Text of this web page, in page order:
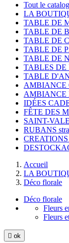
Tout le
LA
TABLE DE
TABLE DE
TABLE DE
TABLE DE
TABLE DE
TABLES DE
TABLE
AMBIANCE
AMBIANCE
IDÉES
FÊTE DES
SAINT-
RUBANS
Accueil
LA
Déco florale
Déco florale
Fleurs
Fleurs
 ok